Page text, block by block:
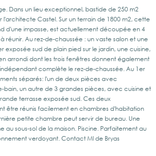
Dans un lieu exceptionnel, bastide de 250 m2
l'architecte Castel. Sur un terrain de 1800 m2, cette
d'une impasse, est actuellement découpée en 4
réunir. Au rez-de-chaussée : un vaste salon et une
exposée sud de plain pied sur le jardin, une cuisine,
arrondi dont les trois fenêtres donnent également
indépendant complète le rez-de-chaussée. Au 1er
séparés: l'un de deux pièces avec
bain, un autre de 3 grandes pièces, avec cuisine et
terrasse exposée sud. Ces deux
être réunis facilement en chambres d'habitation
petite chambre peut servir de bureau. Une
au sous-sol de la maison. Piscine. Parfaitement au
verdoyant. Contact Ml de Bryas